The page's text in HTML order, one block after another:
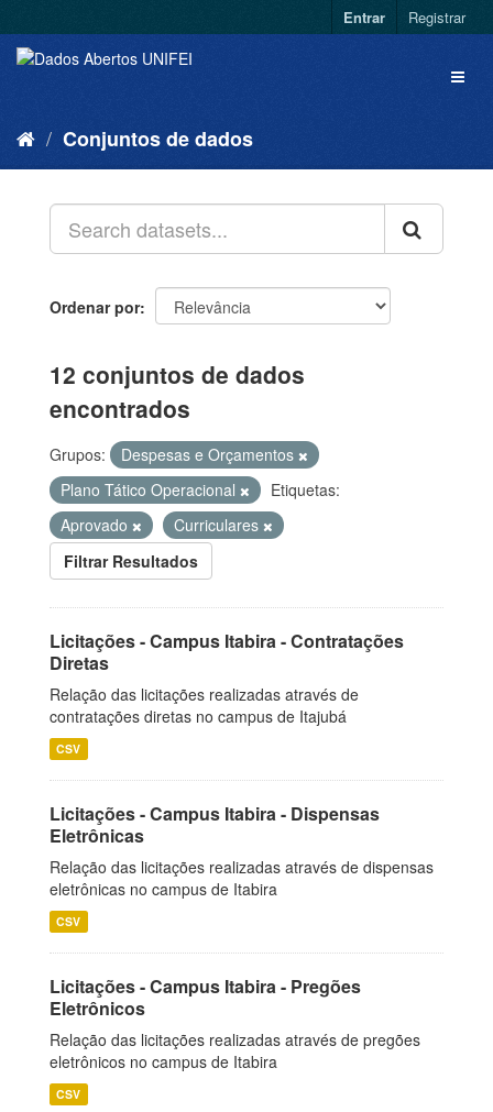
Entrar Registrar
Conjuntos de dados
Ordenar por
12 conjuntos de dados
encontrados
Grupos:
Despesas e Orçamentos
Plano Tático Operacional
Etiquetas:
Aprovado
Curriculares
Filtrar Resultados
Licitações - Campus Itabira - Contratações
Diretas
Relação das licitações realizadas através de
contratações diretas no campus de Itajubá
CSV
Licitações - Campus Itabira - Dispensas
Eletrônicas
Relação das licitações realizadas através de dispensas
eletrônicas no campus de Itabira
CSV
Licitações - Campus Itabira - Pregões
Eletrônicos
Relação das licitações realizadas através de pregões
eletrônicos no campus de Itabira
CSV